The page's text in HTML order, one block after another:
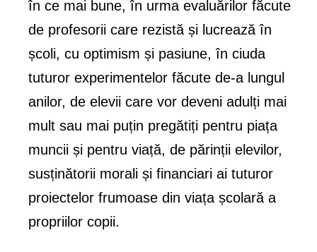
în ce mai bune, în urma evaluărilor făcute
de profesorii care rezistă și lucrează în
școli, cu optimism și pasiune, în ciuda
tuturor experimentelor făcute de-a lungul
anilor, de elevii care vor deveni adulți mai
mult sau mai puțin pregătiți pentru piața
muncii și pentru viață, de părinții elevilor,
susținătorii morali și financiari ai tuturor
proiectelor frumoase din viața școlară a
propriilor copii.